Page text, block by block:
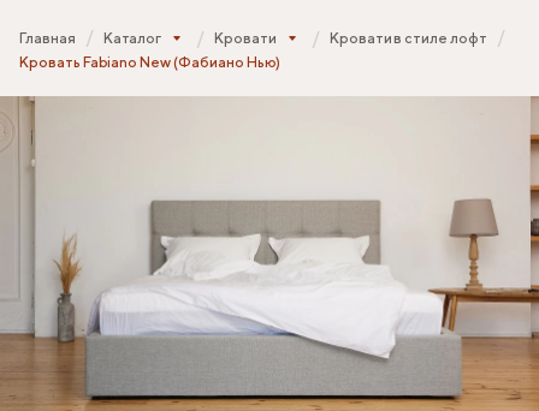
Главная Каталог Кровати
Кровати в стиле лофт
Кровать Fabiano New (Фабиано Нью)